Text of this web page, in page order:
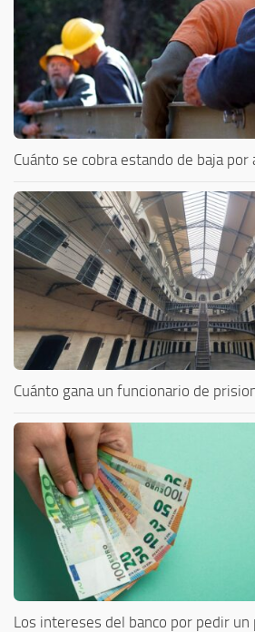
Cuánto se cobra estando de baja por
Cuánto gana un funcionario de
Los intereses del banco por pedir un